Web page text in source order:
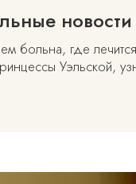
новости
больна, где
Уэльской,